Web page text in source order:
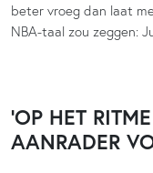
beter vroeg dan laat
NBA-taal zou zeggen:
‘OP HET
AANRADER